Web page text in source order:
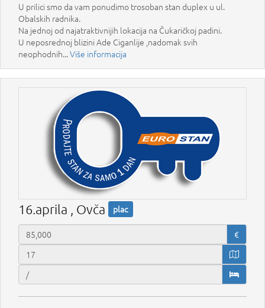
U prilici smo da vam ponudimo trosoban stan duplex u ul.
Obalskih radnika.
Na jednoj od najatraktivnijih lokacija na Čukaričkoj padini.
U neposrednoj blizini Ade Ciganlije ,nadomak svih
neophodnih...Više informacija
16.aprila , Ovča plac
€